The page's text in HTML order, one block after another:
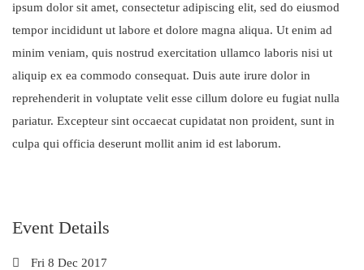
ipsum dolor sit amet, consectetur adipiscing elit, sed do eiusmod
tempor incididunt ut labore et dolore magna aliqua. Ut enim ad
minim veniam, quis nostrud exercitation ullamco laboris nisi ut
aliquip ex ea commodo consequat. Duis aute irure dolor in
reprehenderit in voluptate velit esse cillum dolore eu fugiat nulla
pariatur. Excepteur sint occaecat cupidatat non proident, sunt in
culpa qui officia deserunt mollit anim id est laborum.
Event Details
Fri 8 Dec 2017